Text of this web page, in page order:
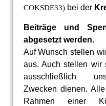
COKSDE33) bei der
Beiträge und
abgesetzt werden.
Auf Wunsch stellen
aus. Auch stellen wir
ausschließlich
Zwecken dienen.
Rahmen einer